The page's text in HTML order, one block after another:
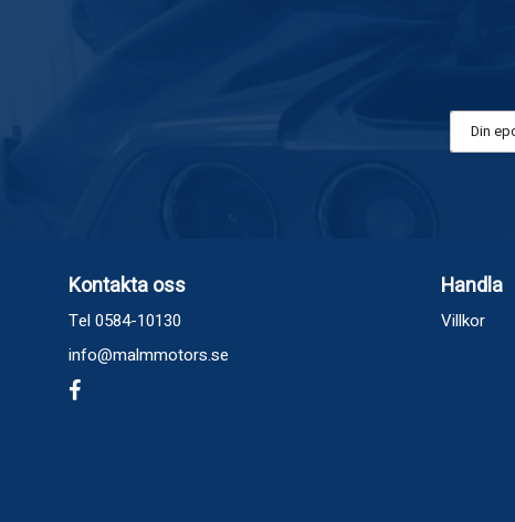
Kontakta oss
Tel 0584-10130
info@malmmotors.se
Handla
Villkor